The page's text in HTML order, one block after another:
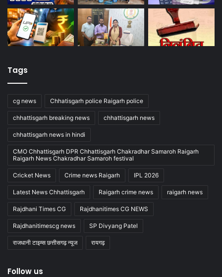
Tags
cg news Chhatisgarh police Raigarh police
chhattisgarh breaking news chhattisgarh news
chhattisgarh news in hindi
CMO Chhattisgarh DPR Chhattisgarh Chakradhar Samaroh Raigarh
Raigarh News Chakradhar Samaroh festival
Cricket News Crime news Raigarh IPL 2026
Latest News Chhattisgarh Raigarh crime news raigarh news
Rajdhani Times CG Rajdhanitimes CG NEWS
Rajdhanitimescg news SP Divyang Patel
राजधानी टाइम्स छत्तीसगढ़ न्यूज रायगढ़
Follow us